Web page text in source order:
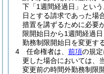
下「1週間経過日」とい
日とする請求であった場
措置を講ずるために必要
限開始日から1週間経過
勤務制限開始日を変更す
4
任命権者は、 前項の規
更した場合においては、
変更前の時間外勤務制限